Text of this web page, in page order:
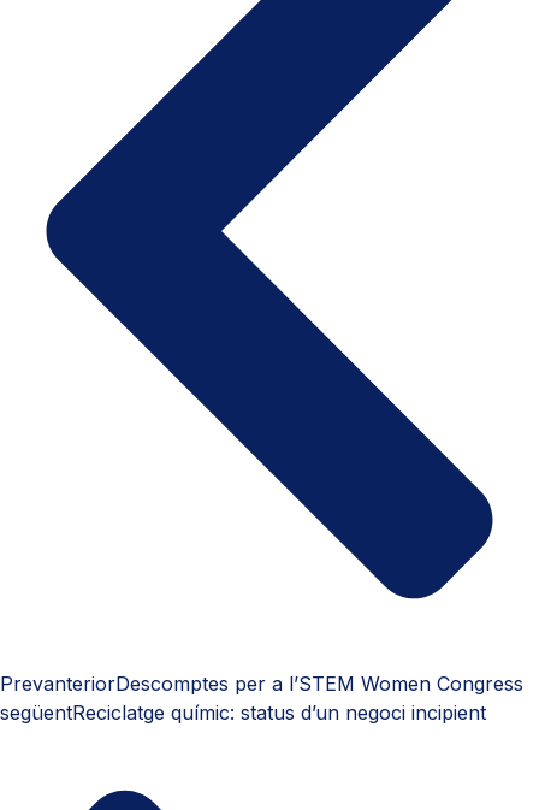
PrevanteriorDescomptes per a l’STEM Women Congress
següentReciclatge químic: status d’un negoci incipient